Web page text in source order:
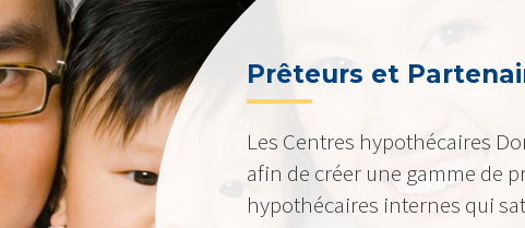
Prêteurs et
Les Centres hypothécaires
afin de créer une gamme de
hypothécaires internes qui